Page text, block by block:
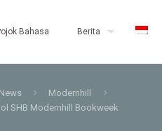
Bahasa Berita
News
Modernhill
SHB Modernhill Bookweek